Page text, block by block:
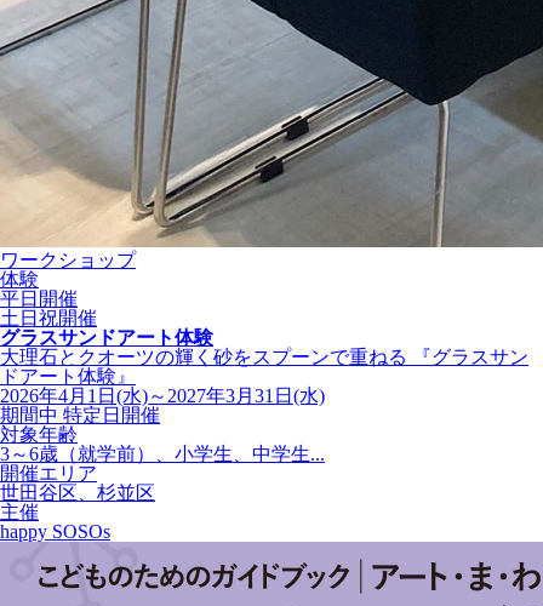
ワークショップ
体験
平日開催
土日祝開催
グラスサンドアート体験
大理石とクオーツの輝く砂をスプーンで重ねる 『グラスサン
ドアート体験』
2026年4月1日(水)～2027年3月31日(水)
期間中 特定日開催
対象年齢
3～6歳（就学前）、小学生、中学生...
開催エリア
世田谷区、杉並区
主催
happy SOSOs